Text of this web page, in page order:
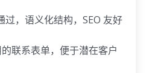
过，语义化结构，SEO 友好
联系表单，便于潜在客户